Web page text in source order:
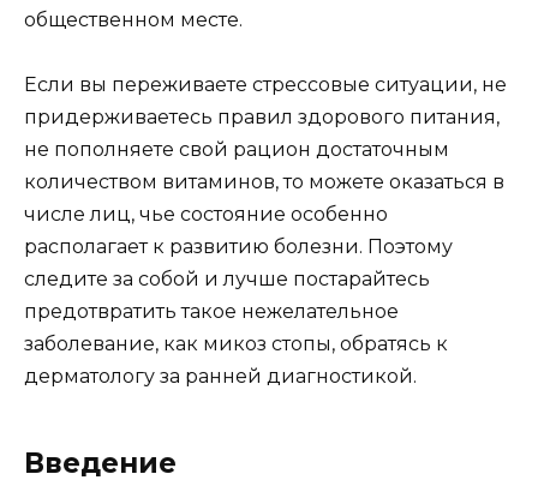
общественном месте.
Если вы переживаете стрессовые ситуации, не
придерживаетесь правил здорового питания,
не пополняете свой рацион достаточным
количеством витаминов, то можете оказаться в
числе лиц, чье состояние особенно
располагает к развитию болезни. Поэтому
следите за собой и лучше постарайтесь
предотвратить такое нежелательное
заболевание, как микоз стопы, обратясь к
дерматологу за ранней диагностикой.
Введение